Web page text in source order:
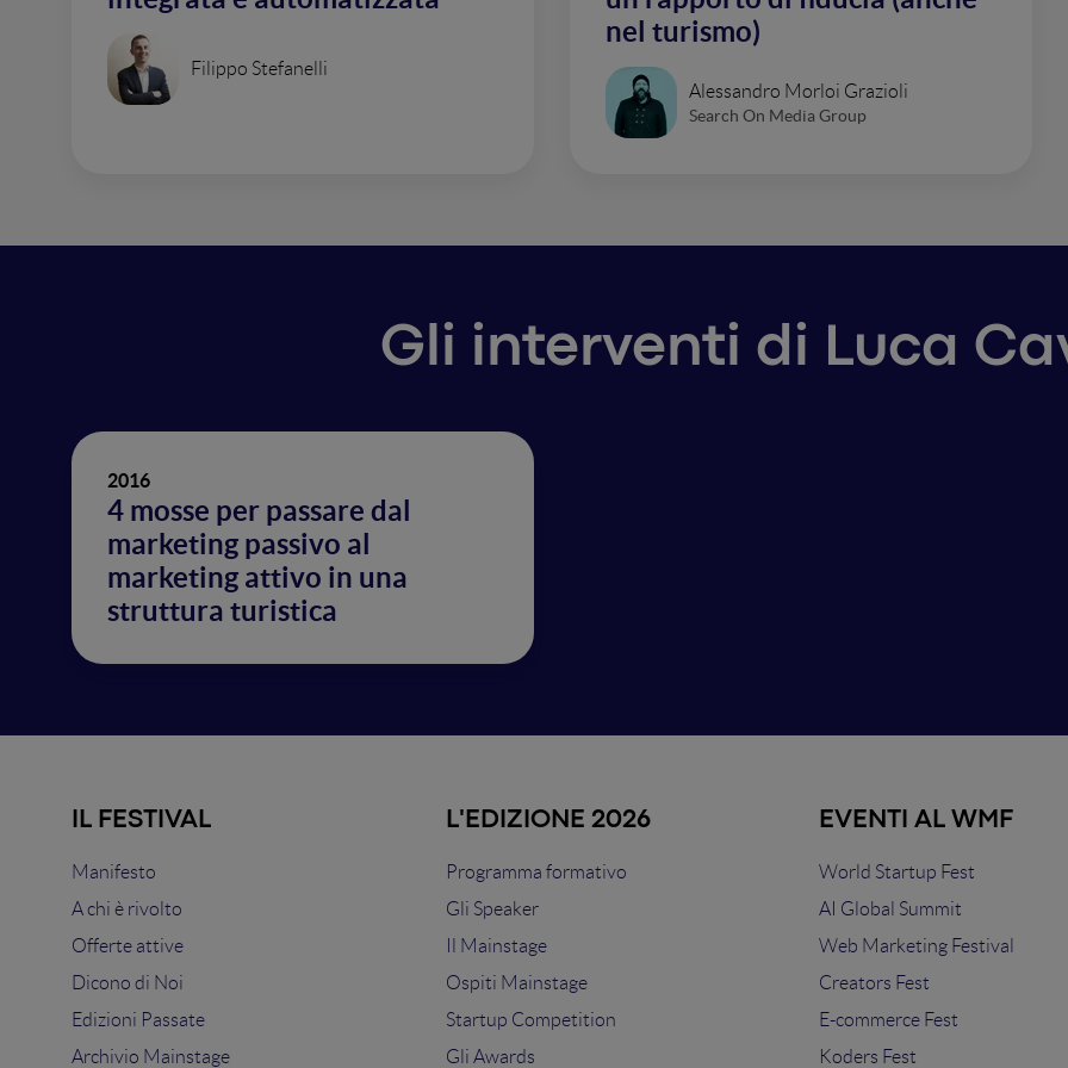
Filippo Stefanelli
nel turismo)
Alessandro Morloi Grazioli
Search On Media Group
Gli interventi di Luca
2016
4 mosse per passare dal
marketing passivo al
marketing attivo in una
struttura turistica
IL FESTIVAL
Manifesto
A chi è rivolto
Offerte attive
Dicono di Noi
Edizioni Passate
Archivio Mainstage
L'EDIZIONE 2026
Programma formativo
Gli Speaker
Il Mainstage
Ospiti Mainstage
Startup Competition
Gli Awards
EVENTI AL WMF
World Startup Fest
AI Global Summit
Web Marketing Festival
Creators Fest
E-commerce Fest
Koders Fest